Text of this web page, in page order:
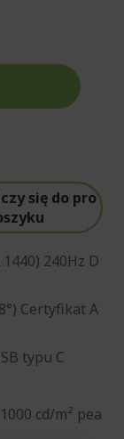
się do pro
240Hz D
Certyfikat A
typu C
cd/m² pea